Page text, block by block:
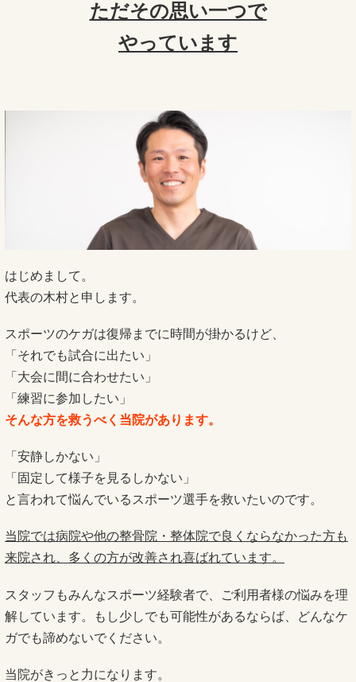
ただその思い一つで
やっています
はじめまして。
代表の木村と申します。
スポーツのケガは復帰までに時間が掛かるけど、
「それでも試合に出たい」
「大会に間に合わせたい」
「練習に参加したい」
そんな方を救うべく当院があります。
「安静しかない」
「固定して様子を見るしかない」
と言われて悩んでいるスポーツ選手を救いたいのです。
当院では病院や他の整骨院・整体院で良くならなかった方も
来院され、多くの方が改善され喜ばれています。
スタッフもみんなスポーツ経験者で、ご利用者様の悩みを理
解しています。もし少しでも可能性があるならば、どんなケ
ガでも諦めないでください。
当院がきっと力になります。